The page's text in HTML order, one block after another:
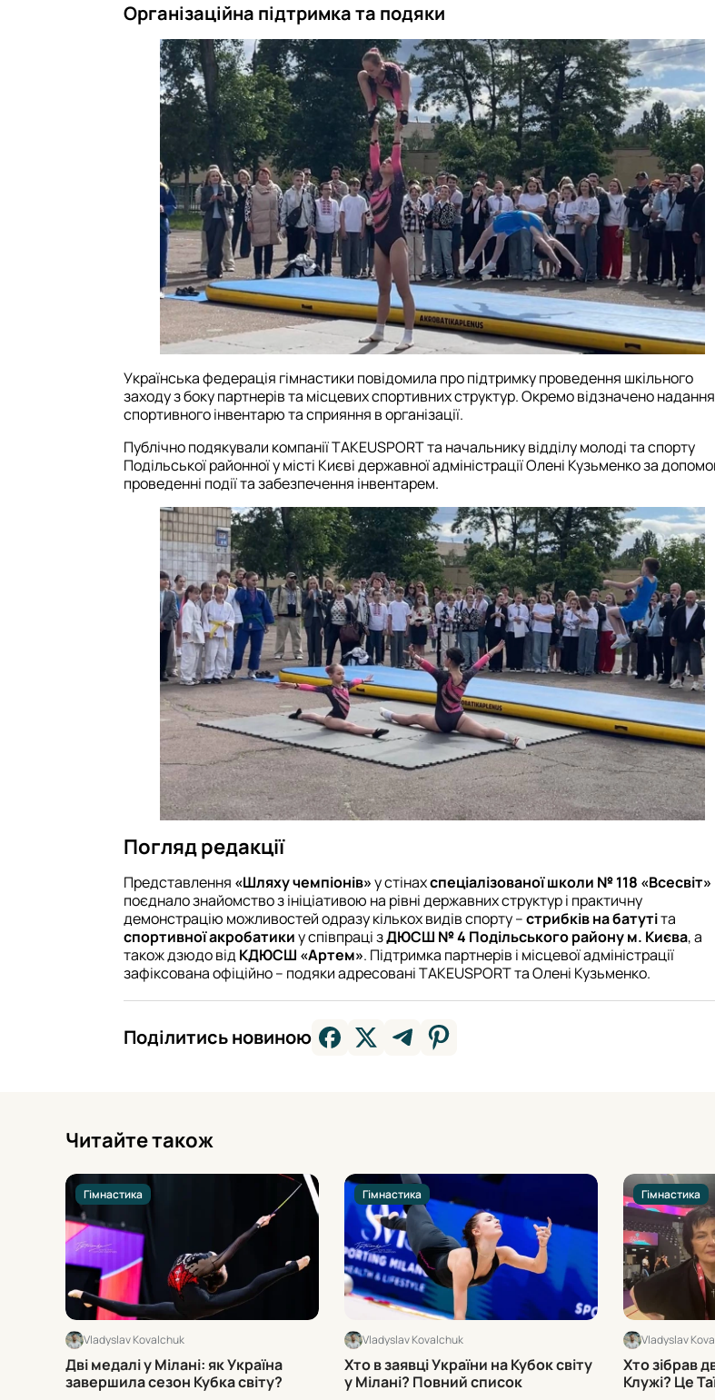
Організаційна підтримка та подяки
Українська федерація гімнастики повідомила про підтримку проведення шкільного
заходу з боку партнерів та місцевих спортивних структур. Окремо відзначено надання
спортивного інвентарю та сприяння в організації.
Публічно подякували компанії TAKEUSPORT та начальнику відділу молоді та спорту
Подільської районної у місті Києві державної адміністрації Олені Кузьменко за
проведенні події та забезпечення інвентарем.
Погляд редакції
Представлення «Шляху чемпіонів»у стінахспеціалізованої школи № 118 «Всесвіт»
поєднало знайомство з ініціативою на рівні державних структур і практичну
демонстрацію можливостей одразу кількох видів спорту –стрибків на батутіта
спортивної акробатикиу співпраці зДЮСШ № 4 Подільського району м. Києва, а
також дзюдо відКДЮСШ «Артем». Підтримка партнерів і місцевої адміністрації
зафіксована офіційно – подяки адресовані TAKEUSPORT та Олені Кузьменко.
Поділитись новиною
Читайте також
Гімнастика
Vladyslav Kovalchuk
Дві медалі у Мілані: як Україна
завершила сезон Кубка світу?
Гімнастика
Vladyslav Kovalchuk
Хто в заявці України на Кубок світу
у Мілані? Повний список
Гімнастика
Vladyslav
Хто зібрав
Клужі? Це